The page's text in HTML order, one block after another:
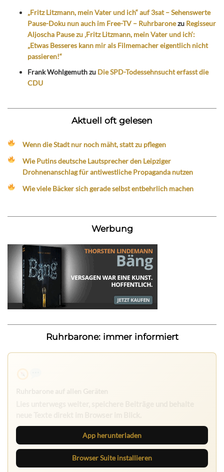
„Fritz Litzmann, mein Vater und ich“ auf 3sat – Sehenswerte
Pause-Doku nun auch im Free-TV – Ruhrbaronezu Regisseur
Aljoscha Pause zu ‚Fritz Litzmann, mein Vater und ich‘:
„Etwas Besseres kann mir als Filmemacher eigentlich nicht
passieren!“
Frank Wohlgemuthzu Die SPD-Todessehnsucht erfasst die
CDU
Aktuell oft gelesen
Wenn die Stadt nur noch mäht, statt zu pflegen
Wie Putins deutsche Lautsprecher den Leipziger
Drohnenanschlag für antiwestliche Propaganda nutzen
Wie viele Bäcker sich gerade selbst entbehrlich machen
Werbung
Ruhrbarone: immer informiert
App herunterladen
Browser Suite installieren